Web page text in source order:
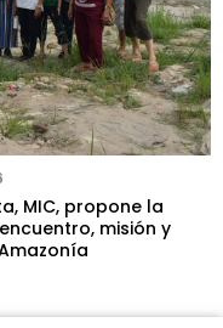
MIC, propone la
misión y